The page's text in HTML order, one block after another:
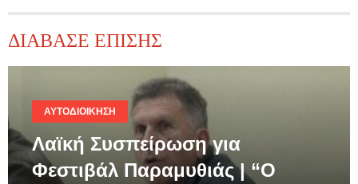
ΔΙΑΒΑΣΕ ΕΠΙΣΗΣ
ΑΥΤΟΔΙΟΊΚΗΣΗ
Λαϊκή Συσπείρωση για
Φεστιβάλ Παραμυθιάς | “Ο